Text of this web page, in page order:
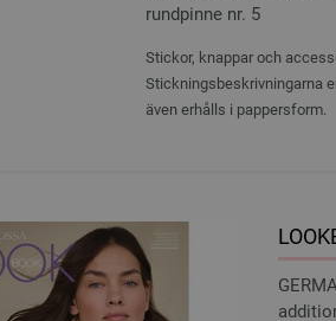
rundpinne nr. 5
Stickor, knappar och
Stickningsbeskrivningarna
även erhålls i pappersform.